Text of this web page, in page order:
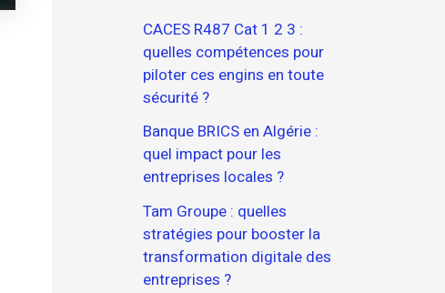
CACES R487 Cat 1 2 3 :
quelles compétences pour
piloter ces engins en toute
sécurité ?
Banque BRICS en Algérie :
quel impact pour les
entreprises locales ?
Tam Groupe : quelles
stratégies pour booster la
transformation digitale des
entreprises ?